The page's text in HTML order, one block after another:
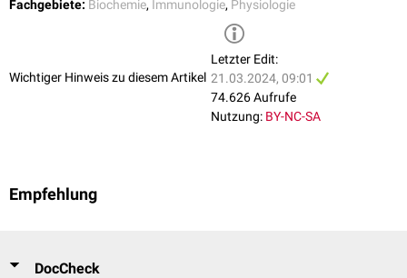
Fachgebiete: Biochemie, Immunologie, Physiologie
Wichtiger Hinweis zu diesem Artikel
Letzter Edit:
21.03.2024, 09:01
74.626 Aufrufe
Nutzung: BY-NC-SA
Empfehlung
DocCheck